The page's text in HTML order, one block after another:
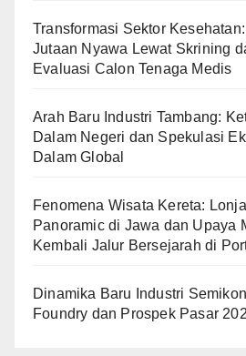
Transformasi Sektor
Jutaan Nyawa Lewat Skrining
Evaluasi Calon Tenaga Medis
Arah Baru Industri Tambang:
Dalam Negeri dan Spekulasi
Dalam Global
Fenomena Wisata Kereta:
Panoramic di Jawa dan Upaya
Kembali Jalur Bersejarah di
Dinamika Baru Industri
Foundry dan Prospek Pasar